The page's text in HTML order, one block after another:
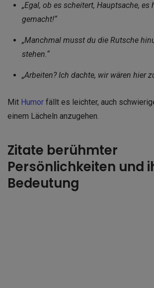
„Egal, ob es scheitert, Hauptsache, es
gemacht!“
„Manchmal musst du die Rutsche
stehen.“
„Arbeiten? Ich dachte, wir wären hier
Mit Humor fällt es leichter, auch
einem Lächeln anzugehen.
Zitate berühmter
Persönlichkeiten und
Bedeutung